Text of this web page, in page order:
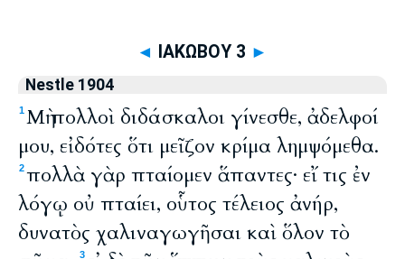
◄ ΙΑΚΩΒΟΥ 3 ►
Nestle 1904
1Μὴ πολλοὶ διδάσκαλοι γίνεσθε, ἀδελφοί
μου, εἰδότες ὅτι μεῖζον κρίμα λημψόμεθα.
2πολλὰ γὰρ πταίομεν ἅπαντες· εἴ τις ἐν
λόγῳ οὐ πταίει, οὗτος τέλειος ἀνήρ,
δυνατὸς χαλιναγωγῆσαι καὶ ὅλον τὸ
3